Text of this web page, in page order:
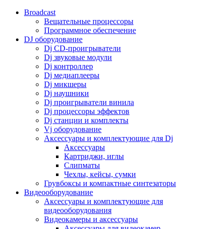
Broadcast
Вещательные процессоры
Программное обеспечение
DJ оборудование
Dj CD-проигрыватели
Dj звуковые модули
Dj контроллер
Dj медиаплееры
Dj микшеры
Dj наушники
Dj проигрыватели винила
Dj процессоры эффектов
Dj станции и комплекты
Vj оборудование
Аксессуары и комплектующие для Dj
Аксессуары
Картриджи, иглы
Слипматы
Чехлы, кейсы, сумки
Грувбоксы и компактные синтезаторы
Видеооборудование
Аксессуары и комплектующие для
видеооборудования
Видеокамеры и аксессуары